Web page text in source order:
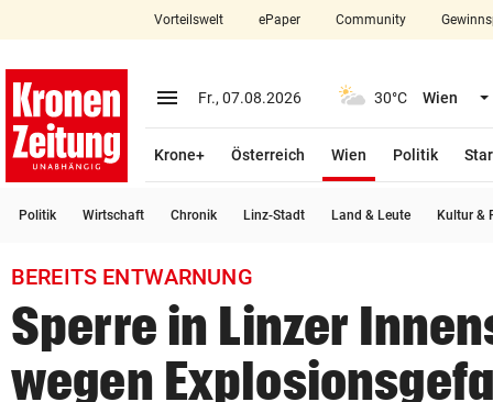
closeSchließen
account_circle Anmelden
arrow_right
search
Suchbegriff
eingeben
Vorteilswelt ePaper Community
menu Menü aufklappen
Fr., 07.08.2026 30°C Wien
Krone+ Österreich Wien
Politik
Politik Wirtschaft Chronik Linz-Stadt Land & Leute Kultur &
BEREITS ENTWARNUNG
Sperre in Linzer
wegen